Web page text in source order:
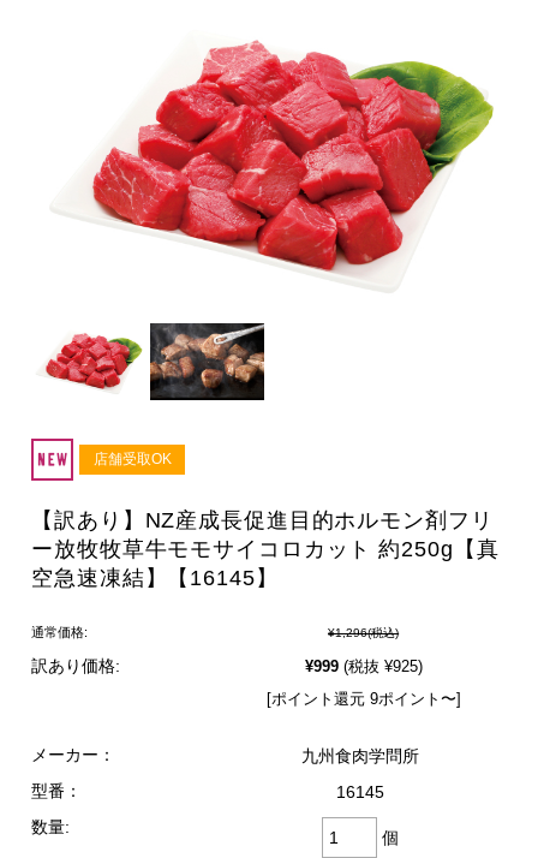
店舗受取OK
【訳あり】NZ産成長促進目的ホルモン剤フリ
ー放牧牧草牛モモサイコロカット 約250g【真
空急速凍結】【16145】
通常価格: ¥1,296(税込)
訳あり価格: ¥999 (税抜 ¥925)
[ポイント還元 9ポイント〜]
メーカー：
九州食肉学問所
型番：
16145
数量:
個